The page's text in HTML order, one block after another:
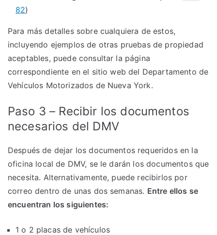
82)
Para más detalles sobre cualquiera de estos,
incluyendo ejemplos de otras pruebas de propiedad
aceptables, puede consultar la página
correspondiente en el sitio web del Departamento de
Vehículos Motorizados de Nueva York.
Paso 3 – Recibir los documentos
necesarios del DMV
Después de dejar los documentos requeridos en la
oficina local de DMV, se le darán los documentos que
necesita. Alternativamente, puede recibirlos por
correo dentro de unas dos semanas. Entre ellos se
encuentran los siguientes:
1 o 2 placas de vehículos